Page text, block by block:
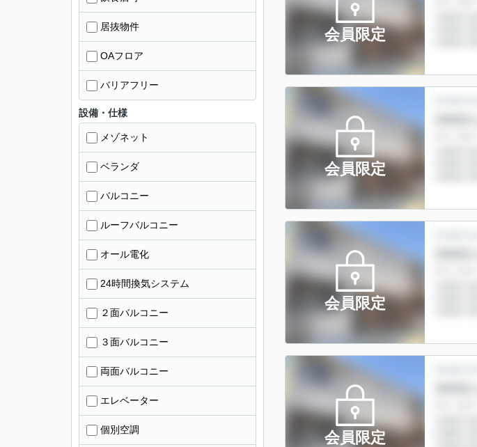
会員限定
会員限定
会員限定
会員限定
居抜物件
OAフロア
バリアフリー
設備・仕様
メゾネット
ベランダ
バルコニー
ルーフバルコニー
オール電化
24時間換気システム
２面バルコニー
３面バルコニー
両面バルコニー
エレベーター
個別空調